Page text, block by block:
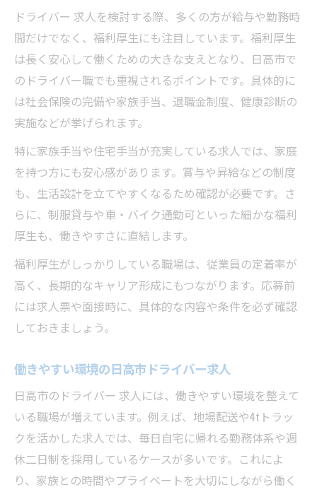
ドライバー 求人を検討する際、多くの方が給与や勤務時
間だけでなく、福利厚生にも注目しています。福利厚生
は長く安心して働くための大きな支えとなり、日高市で
のドライバー職でも重視されるポイントです。具体的に
は社会保険の完備や家族手当、退職金制度、健康診断の
実施などが挙げられます。
特に家族手当や住宅手当が充実している求人では、家庭
を持つ方にも安心感があります。賞与や昇給などの制度
も、生活設計を立てやすくなるため確認が必要です。さ
らに、制服貸与や車・バイク通勤可といった細かな福利
厚生も、働きやすさに直結します。
福利厚生がしっかりしている職場は、従業員の定着率が
高く、長期的なキャリア形成にもつながります。応募前
には求人票や面接時に、具体的な内容や条件を必ず確認
しておきましょう。
働きやすい環境の日高市ドライバー求人
日高市のドライバー 求人には、働きやすい環境を整えて
いる職場が増えています。例えば、地場配送や4tトラッ
クを活かした求人では、毎日自宅に帰れる勤務体系や週
休二日制を採用しているケースが多いです。これによ
り、家族との時間やプライベートを大切にしながら働く